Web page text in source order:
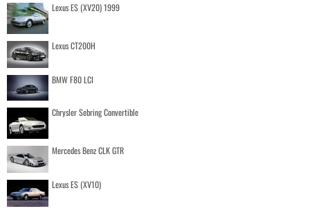
Lexus ES (XV20) 1999
Lexus CT200H
BMW F80 LCI
Chrysler Sebring Convertible
Mercedes Benz CLK GTR
Lexus ES (XV10)